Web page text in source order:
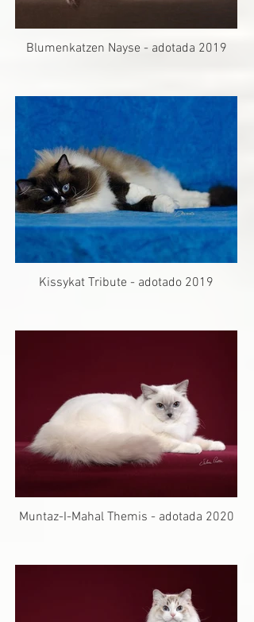
Blumenkatzen Nayse - adotada 2019
Kissykat Tribute - adotado 2019
Muntaz-I-Mahal Themis - adotada 2020